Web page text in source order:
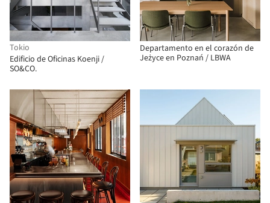
Tokio
Edificio de Oficinas Koenji /
SO&CO.
Departamento en el corazón de
Jeżyce en Poznań / LBWA